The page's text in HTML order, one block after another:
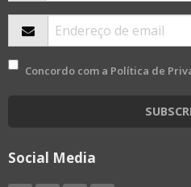
Concordo com a Política de
Social Media